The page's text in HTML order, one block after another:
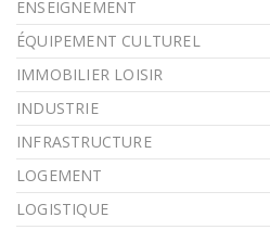
ENSEIGNEMENT
ÉQUIPEMENT CULTUREL
IMMOBILIER LOISIR
INDUSTRIE
INFRASTRUCTURE
LOGEMENT
LOGISTIQUE